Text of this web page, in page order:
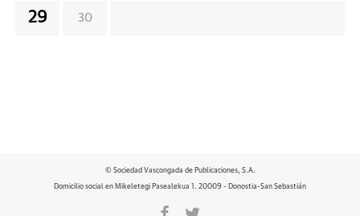
29 30
© Sociedad Vascongada de Publicaciones, S.A.
Domicilio social en Mikeletegi Pasealekua 1. 20009 - Donostia-San Sebastián